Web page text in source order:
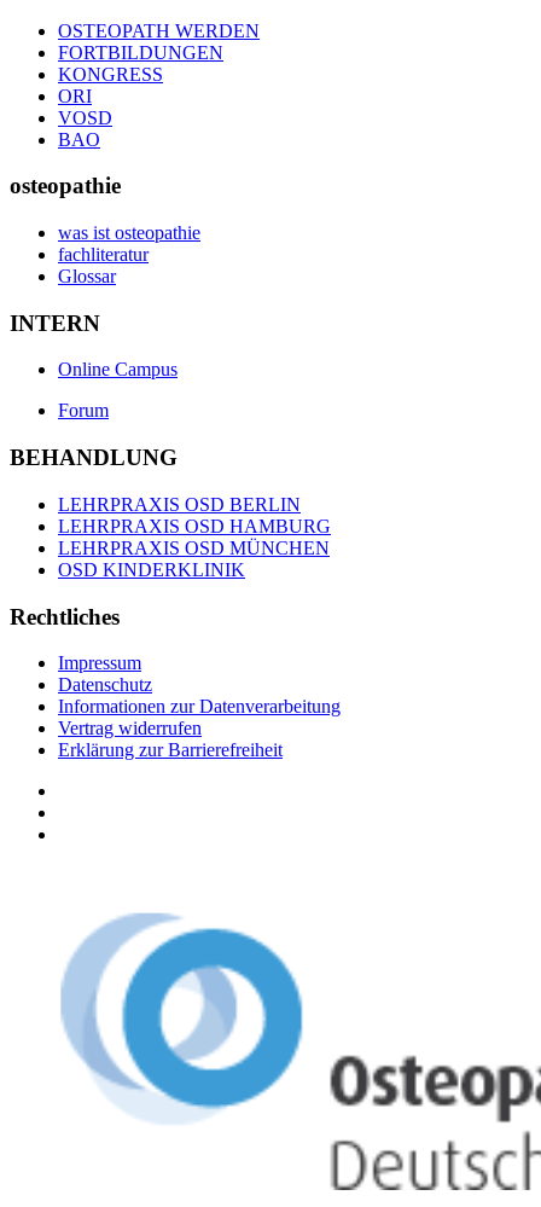
OSTEOPATH WERDEN
FORTBILDUNGEN
KONGRESS
ORI
VOSD
BAO
osteopathie
was ist osteopathie
fachliteratur
Glossar
INTERN
Online Campus
Forum
BEHANDLUNG
LEHRPRAXIS OSD BERLIN
LEHRPRAXIS OSD HAMBURG
LEHRPRAXIS OSD MÜNCHEN
OSD KINDERKLINIK
Rechtliches
Impressum
Datenschutz
Informationen zur Datenverarbeitung
Vertrag widerrufen
Erklärung zur Barrierefreiheit